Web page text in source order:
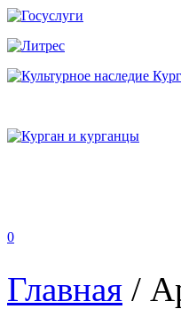
0
Главная /